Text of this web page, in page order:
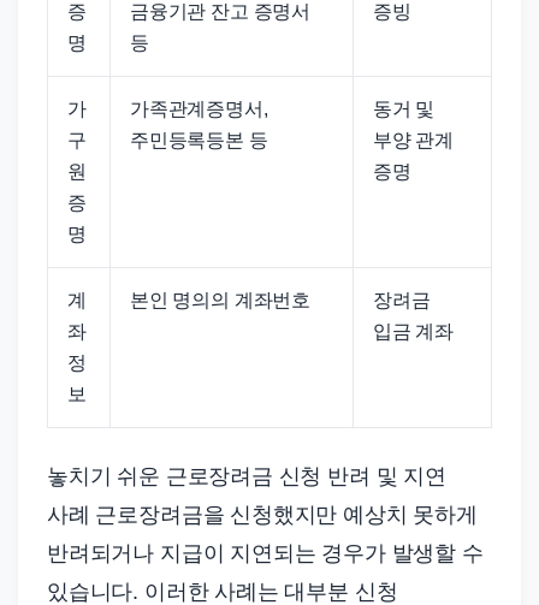
증
명
금융기관 잔고 증명서
등
증빙
가
구
원
증
명
가족관계증명서,
주민등록등본 등
동거 및
부양 관계
증명
계
좌
정
보
본인 명의의 계좌번호
장려금
입금 계좌
놓치기 쉬운 근로장려금 신청 반려 및 지연
사례 근로장려금을 신청했지만 예상치 못하게
반려되거나 지급이 지연되는 경우가 발생할 수
있습니다. 이러한 사례는 대부분 신청